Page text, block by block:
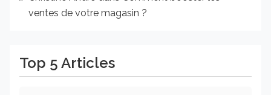
ventes de votre magasin ?
Top 5 Articles